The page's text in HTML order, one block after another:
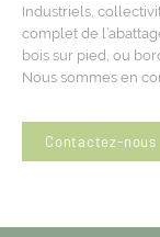
Industriels,
complet de
bois sur pied, ou
Nous sommes en
Contactez-nous